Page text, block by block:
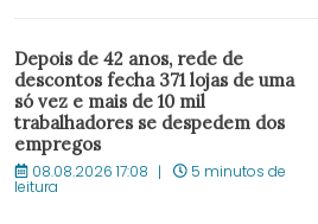
Depois de 42 anos, rede de
descontos fecha 371 lojas de uma
só vez e mais de 10 mil
trabalhadores se despedem dos
empregos
08.08.2026 17:08 5 minutos de
leitura